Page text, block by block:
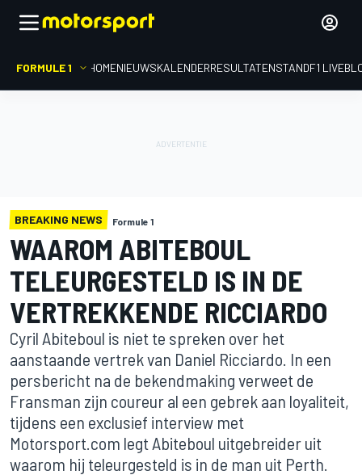
FORMULE 1 HOMENIEUWSKALENDERRESULTATENSTANDF1
BREAKING NEWS Formule 1
WAAROM ABITEBOUL
TELEURGESTELD IS IN DE
VERTREKKENDE RICCIARDO
Cyril Abiteboul is niet te spreken over het
aanstaande vertrek van Daniel Ricciardo. In een
persbericht na de bekendmaking verweet de
Fransman zijn coureur al een gebrek aan loyaliteit,
tijdens een exclusief interview met
Motorsport.com legt Abiteboul uitgebreider uit
waarom hij teleurgesteld is in de man uit Perth.